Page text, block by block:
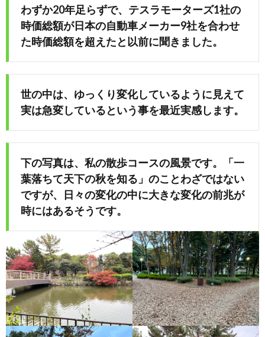
わずか20年足らずで、テスラモーターズ1社の
時価総額が日本の自動車メーカー9社を合わせ
た時価総額を超えたと以前に聞きました。
世の中は、ゆっくり変化しているように見えて
実は急変しているという事を最近実感します。
下の写真は、私の散歩コースの風景です。「一
葉落ちて天下の秋を知る」のことわざではない
ですが、日々の変化の中に大きな変化の前兆が
時にはあるそうです。